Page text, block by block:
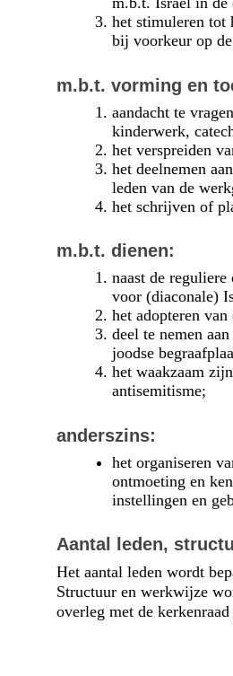
het stimuleren tot
bij voorkeur op
m.b.t. vorming en
aandacht te
kinderwerk,
het verspreiden
het deelnemen
leden van de
het schrijven of
m.b.t. dienen:
naast de
voor (diaconale)
het adopteren
deel te nemen
joodse
het waakzaam
antisemitisme;
anderszins:
het organiseren
ontmoeting en
instellingen en
Aantal leden,
Het aantal leden wordt
Structuur en werkwijze
overleg met de kerkenraad